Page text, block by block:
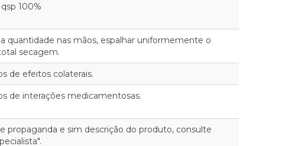
100%
quantidade nas mãos, espalhar uniformemente o
secagem.
de efeitos colaterais.
de interações medicamentosas.
propaganda e sim descrição do produto, consulte